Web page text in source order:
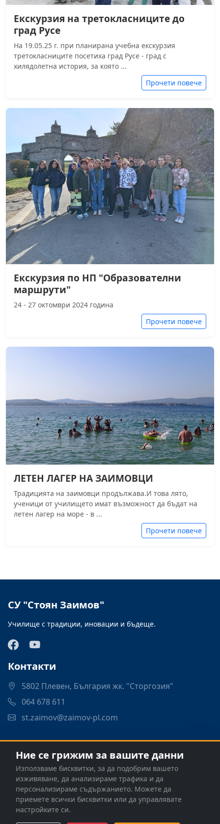
Екскурзия на третокласниците до
град Русе
На 19.05.25 г. при планирана учебна екскурзия
третокласниците посетиха град Русе - град с
хилядолетна история, за която ...
Прочети повече
Екскурзия по НП "Образователни
маршрути"
24 - 27 октомври 2024 година
Прочети повече
ЛЕТЕН ЛАГЕР НА ЗАИМОВЦИ
Традицията на заимовци продължава.И това лято,
ученици от училището имат възможност да бъдат на
летен лагер на море - в ...
Прочети повече
СУ "Стоян Заимов"
Училище с традиции, иновации и бъдеще.
Контакти
5802 Плевен, България жк. "Сторгозия"
064 678 611
st.zaimov@zaimov-pl.com
Връзки
Програми
Контакти
© 2026 СУ "Стоян Заимов" - Плевен. Всички права
Ние се грижим за вашите данни
Използваме бисквитки, за да подобрим вашето
изживяване, да анализираме трафика и да
персонализираме съдържанието. Можете да
приемете всички бисквитки или да управлявате
настройките си.